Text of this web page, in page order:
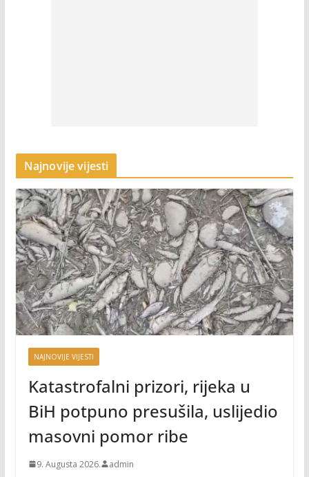
Najnovije vijesti
NAJNOVIJE VIJESTI
Katastrofalni prizori, rijeka u
BiH potpuno presušila, uslijedio
masovni pomor ribe
9. Augusta 2026. admin